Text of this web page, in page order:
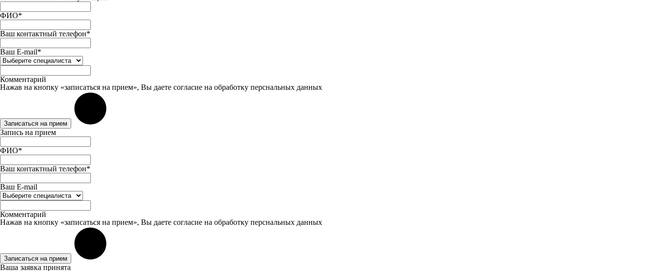
ФИО*
Ваш контактный телефон*
Ваш E-mail*
Комментарий
Нажав на кнопку «записаться на прием», Вы даете согласие на обработку перснальных данных
Записаться на прием
Запись на прием
ФИО*
Ваш контактный телефон*
Ваш E-mail
Комментарий
Нажав на кнопку «записаться на прием», Вы даете согласие на обработку перснальных данных
Записаться на прием
Ваша заявка принята